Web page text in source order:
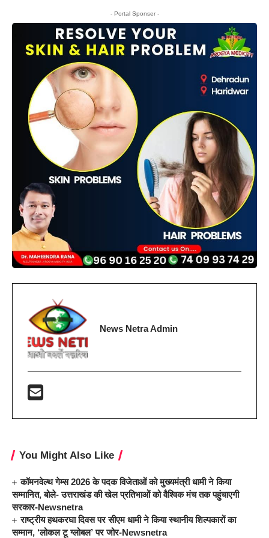
- Portal Sponser -
News Netra Admin
You Might Also Like
कॉमनवेल्थ गेम्स 2026 के पदक विजेताओं को मुख्यमंत्री धामी ने किया
सम्मानित, बोले- उत्तराखंड की खेल प्रतिभाओं को वैश्विक मंच तक पहुंचाएगी
सरकार-Newsnetra
राष्ट्रीय हथकरघा दिवस पर सीएम धामी ने किया स्थानीय शिल्पकारों का
सम्मान, ‘लोकल टू ग्लोबल’ पर जोर-Newsnetra